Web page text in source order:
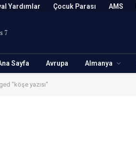
Yardımlar Çocuk Parası AMS
7
Sayfa Avrupa Almanya
"köşe yazısı"